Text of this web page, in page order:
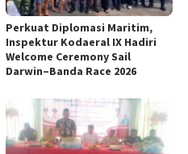
Perkuat Diplomasi Maritim,
Inspektur Kodaeral IX Hadiri
Welcome Ceremony Sail
Darwin–Banda Race 2026